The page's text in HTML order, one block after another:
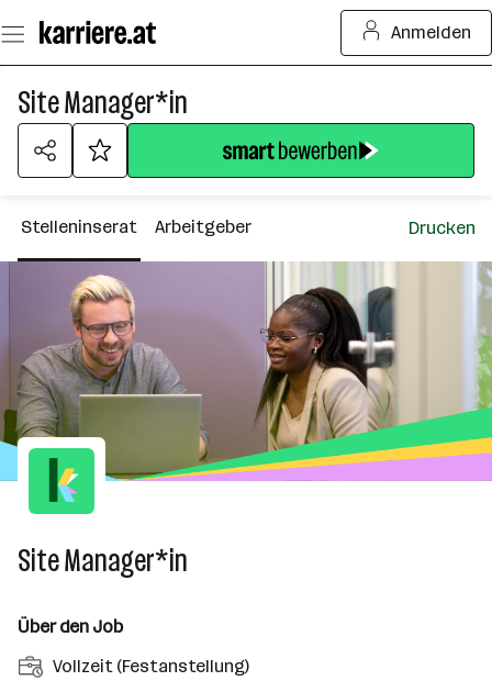
Seiteninhalt
springen
Anmelden
Site Manager*in
Stelleninserat Arbeitgeber Drucken
Site Manager*in
Über den Job
A
Vollzeit (Festanstellung)